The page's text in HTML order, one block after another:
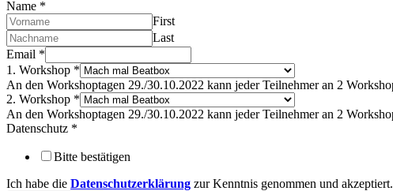
Name *
First
Last
Email *
1. Workshop *
An den Workshoptagen 29./30.10.2022 kann jeder Teilnehmer an 2
2. Workshop *
An den Workshoptagen 29./30.10.2022 kann jeder Teilnehmer an 2
Datenschutz *
Bitte bestätigen
Ich habe die Datenschutzerklärung zur Kenntnis genommen und